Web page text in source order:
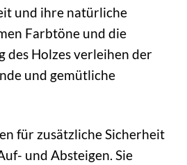
und ihre natürliche
Farbtöne und die
des Holzes verleihen der
und gemütliche
für zusätzliche Sicherheit
und Absteigen. Sie